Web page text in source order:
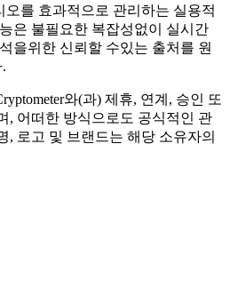
를 효과적으로 관리하는 실용적
은 불필요한 복잡성없이 실시간
을위한 신뢰할 수있는 출처를 원
와(과) 제휴, 연계, 승인 또
, 어떠한 방식으로도 공식적인 관
, 로고 및 브랜드는 해당 소유자의